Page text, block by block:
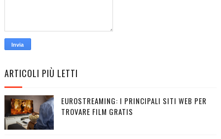
ARTICOLI PIÙ LETTI
EUROSTREAMING: I PRINCIPALI SITI WEB PER
TROVARE FILM GRATIS